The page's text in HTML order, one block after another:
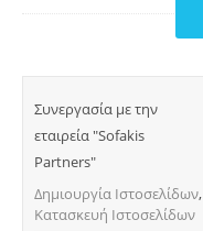
Συνεργασία με την
εταιρεία "Sofakis
Partners"
Δημιουργία Ιστοσελίδων,
Κατασκευή Ιστοσελίδων